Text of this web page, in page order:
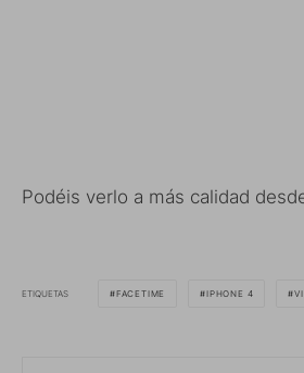
Podéis verlo a más calidad
ETIQUETAS FACETIME IPHONE 4